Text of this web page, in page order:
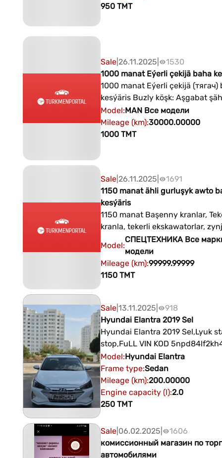
Aşgabat şäheriniň Aýtakow we
950 TMT
Sale |26.11.2025
1530
1000 manat Eýerli çekijä baha
1000 manat Eýerli çekijä (тягач)
kesýäris Buzly köşk: Aşgabat şäheriniň
Aýtakow we Atatürk köçeleriniň
çatrygynda ýerleşen Gyşky
sport toplumy +99364019353
Model:MAN Все модели
Mileage (km):30000.00000
1000 TMT
Sale |26.11.2025
1691
1150 manat ähli gurluşyk awto
kesýäris
1150 manat Başenny kranlar,
kranla, tekerli ekskawatorlar,
kranlar, zynjyrly ekskowatorlar
wyshkalar baha kesýäris Buzly köşk:
Aşgabat şäheriniň Aýtakow we
köçeleriniň çatrygynda ýerleşen
Model:
СПЕЦТЕХНИКА Все
модели
Mileage (km):99999.99999
1150 TMT
Sale |13.11.2025
918
Hyundai Elantra 2019 Sel
Hyundai Elantra 2019 Sel,Lyuk
stop,FuLL VIN KOD
Model:Hyundai Elantra
Frame type:Sedan
Mileage (km):200.00000
Engine capacity (l):2.0
250 TMT
Sale 06.02.2025
1606
комиссионный магазин по
автомобилями